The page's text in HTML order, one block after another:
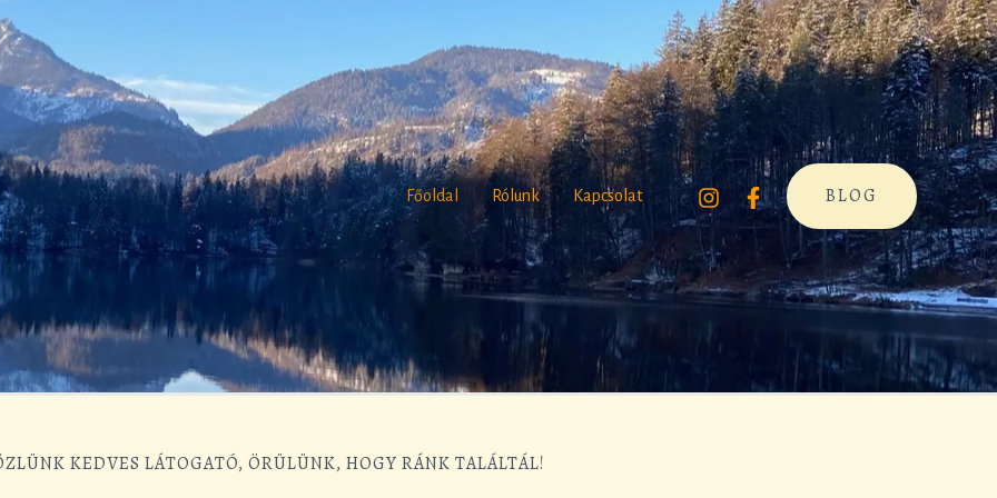
Főoldal Rólunk Kapcsolat BLOG
KEDVES LÁTOGATÓ, ÖRÜLÜNK, HOGY RÁNK TALÁLTÁL!